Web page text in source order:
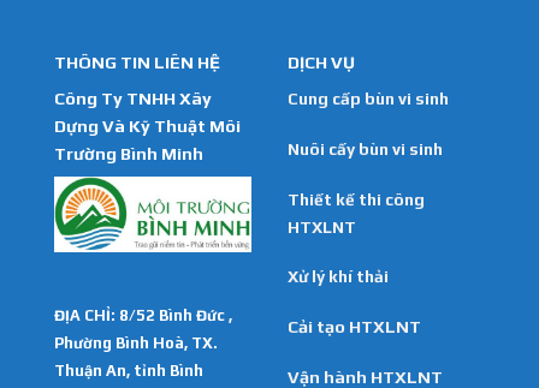
THÔNG TIN LIÊN HỆ
Công Ty TNHH Xây
Dựng Và Kỹ Thuật Môi
Trường Bình Minh
ĐỊA CHỈ: 8/52 Bình Đức ,
Phường Bình Hoà, TX.
Thuận An, tỉnh Bình
DỊCH VỤ
Cung cấp bùn vi sinh
Nuôi cấy bùn vi sinh
Thiết kế thi công
HTXLNT
Xử lý khí thải
Cải tạo HTXLNT
Vận hành HTXLNT